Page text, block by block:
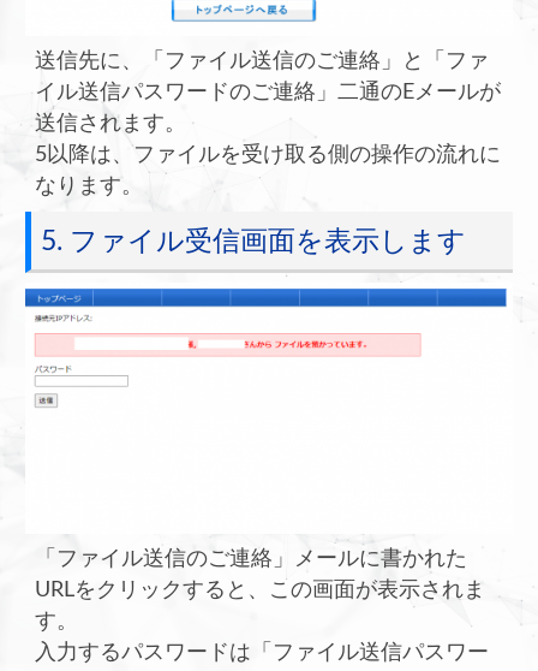
送信先に、「ファイル送信のご連絡」と「ファ
イル送信パスワードのご連絡」二通のEメールが
送信されます。
5以降は、ファイルを受け取る側の操作の流れに
なります。
5. ファイル受信画面を表示します
「ファイル送信のご連絡」メールに書かれた
URLをクリックすると、この画面が表示されま
す。
入力するパスワードは「ファイル送信パスワー